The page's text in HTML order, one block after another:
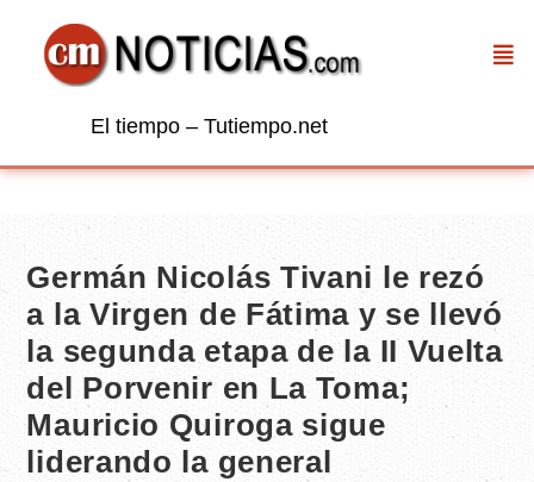
El tiempo – Tutiempo.net
Germán Nicolás Tivani le rezó
a la Virgen de Fátima y se llevó
la segunda etapa de la II Vuelta
del Porvenir en La Toma;
Mauricio Quiroga sigue
liderando la general